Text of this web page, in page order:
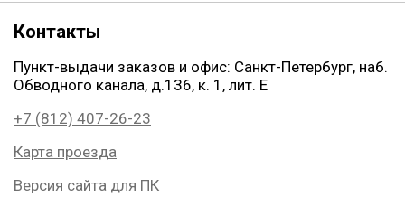
Контакты
Пункт-выдачи заказов и офис: Санкт-Петербург, наб.
Обводного канала, д.136, к. 1, лит. Е
+7 (812) 407-26-23
Карта проезда
Версия сайта для ПК